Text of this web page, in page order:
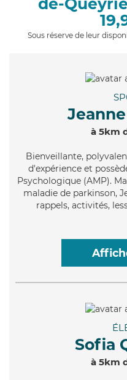
de-
Sous réserve de leur
à 5km
Bienveillante,
d'expérience et
Psychologique (AMP).
maladie de parkinson,
rappels, activités,
Sofia
à 5km